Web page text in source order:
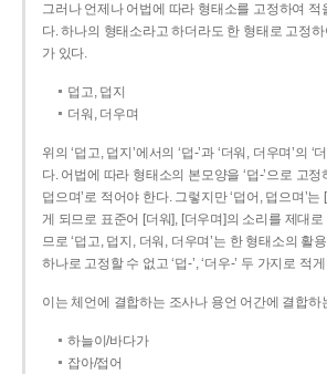
그러나 언제나 어법에 따라 형태소를 고정하여 적
다. 하나의 형태소라고 하더라도 한 형태로 고정
가 있다.
덥고, 덥지
더워, 더우며
위의 ‘덥고, 덥지’에서의 ‘덥-­’과 ‘더워, 더우며’의 ‘
다. 어법에 따라 형태소의 본모양을 ‘덥-­’으로 고정
덥으며’로 적어야 한다. 그렇지만 ‘덥어, 덥으며’는
게 되므로 표준어 [더워], [더우며]의 소리를 제대
므로 ‘덥고, 덥지, 더워, 더우며’는 한 형태소의 활
하나로 고정할 수 없고 ‘덥-’, ‘더우-’ 두 가지로 적
이는 체언에 결합하는 조사나 용언 어간에 결합하
하늘이/바다가
잡아/접어